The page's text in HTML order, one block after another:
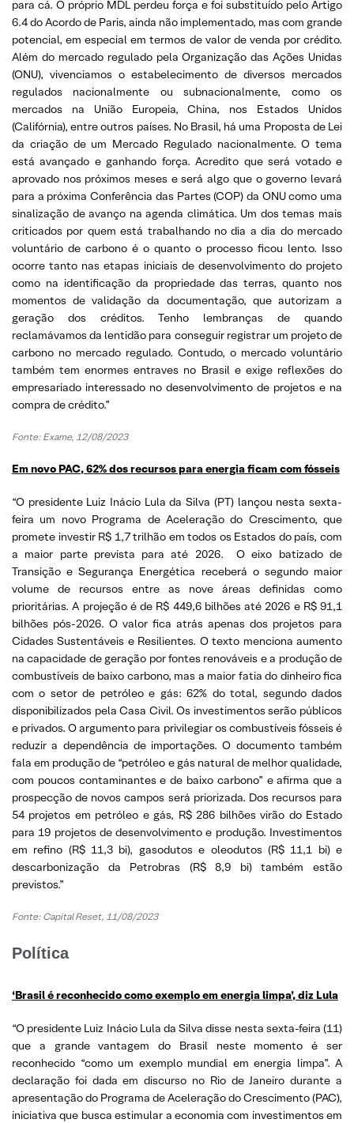
para cá. O próprio MDL perdeu força e foi substituído pelo Artigo
6.4 do Acordo de Paris, ainda não implementado, mas com grande
potencial, em especial em termos de valor de venda por crédito.
Além do mercado regulado pela Organização das Ações Unidas
(ONU), vivenciamos o estabelecimento de diversos mercados
regulados nacionalmente ou subnacionalmente, como os
mercados na União Europeia, China, nos Estados Unidos
(Califórnia), entre outros países. No Brasil, há uma Proposta de Lei
da criação de um Mercado Regulado nacionalmente. O tema
está avançado e ganhando força. Acredito que será votado e
aprovado nos próximos meses e será algo que o governo levará
para a próxima Conferência das Partes (COP) da ONU como uma
sinalização de avanço na agenda climática. Um dos temas mais
criticados por quem está trabalhando no dia a dia do mercado
voluntário de carbono é o quanto o processo ficou lento. Isso
ocorre tanto nas etapas iniciais de desenvolvimento do projeto
como na identificação da propriedade das terras, quanto nos
momentos de validação da documentação, que autorizam a
geração dos créditos. Tenho lembranças de quando
reclamávamos da lentidão para conseguir registrar um projeto de
carbono no mercado regulado. Contudo, o mercado voluntário
também tem enormes entraves no Brasil e exige reflexões do
empresariado interessado no desenvolvimento de projetos e na
compra de crédito.”
Fonte: Exame, 12/08/2023
Em novo PAC, 62% dos recursos para energia ficam com fósseis
“O presidente Luiz Inácio Lula da Silva (PT) lançou nesta sexta-
feira um novo Programa de Aceleração do Crescimento, que
promete investir R$ 1,7 trilhão em todos os Estados do país, com
a maior parte prevista para até 2026. O eixo batizado de
Transição e Segurança Energética receberá o segundo maior
volume de recursos entre as nove áreas definidas como
prioritárias. A projeção é de R$ 449,6 bilhões até 2026 e R$ 91,1
bilhões pós-2026. O valor fica atrás apenas dos projetos para
Cidades Sustentáveis e Resilientes. O texto menciona aumento
na capacidade de geração por fontes renováveis e a produção de
combustíveis de baixo carbono, mas a maior fatia do dinheiro fica
com o setor de petróleo e gás: 62% do total, segundo dados
disponibilizados pela Casa Civil. Os investimentos serão públicos
e privados. O argumento para privilegiar os combustíveis fósseis é
reduzir a dependência de importações. O documento também
fala em produção de “petróleo e gás natural de melhor qualidade,
com poucos contaminantes e de baixo carbono” e afirma que a
prospecção de novos campos será priorizada. Dos recursos para
54 projetos em petróleo e gás, R$ 286 bilhões virão do Estado
para 19 projetos de desenvolvimento e produção. Investimentos
em refino (R$ 11,3 bi), gasodutos e oleodutos (R$ 11,1 bi) e
descarbonização da Petrobras (R$ 8,9 bi) também estão
previstos.”
Fonte: Capital Reset, 11/08/2023
Política
‘Brasil é reconhecido como exemplo em energia limpa’, diz Lula
“O presidente Luiz Inácio Lula da Silva disse nesta sexta-feira (11)
que a grande vantagem do Brasil neste momento é ser
reconhecido “como um exemplo mundial em energia limpa”. A
declaração foi dada em discurso no Rio de Janeiro durante a
apresentação do Programa de Aceleração do Crescimento (PAC),
iniciativa que busca estimular a economia com investimentos em